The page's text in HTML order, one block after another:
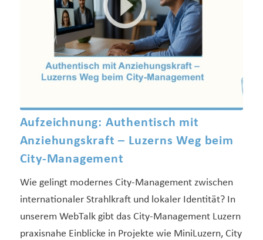
Aufzeichnung: Authentisch mit
Anziehungskraft – Luzerns Weg beim
City-Management
Wie gelingt modernes City-Management zwischen
internationaler Strahlkraft und lokaler Identität? In
unserem WebTalk gibt das City-Management Luzern
praxisnahe Einblicke in Projekte wie MiniLuzern, City